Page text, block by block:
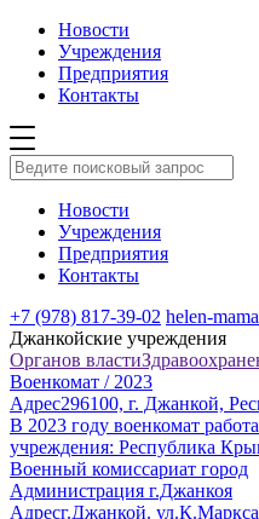
Новости
Учреждения
Предприятия
Контакты
Новости
Учреждения
Предприятия
Контакты
+7 (978) 817-39-02 helen-
Джанкойские учреждения
Органов власти
Военкомат / 2023
Адрес296100, г. Джанкой,
В 2023 году военкомат
учреждения: Республика
Военный комиссариат город
Администрация г.Джанкоя
Адресг.Джанкой.